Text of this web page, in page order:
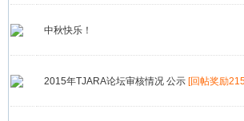
中秋快乐！
2015年TJARA论坛审核情况 公示 [回帖奖励